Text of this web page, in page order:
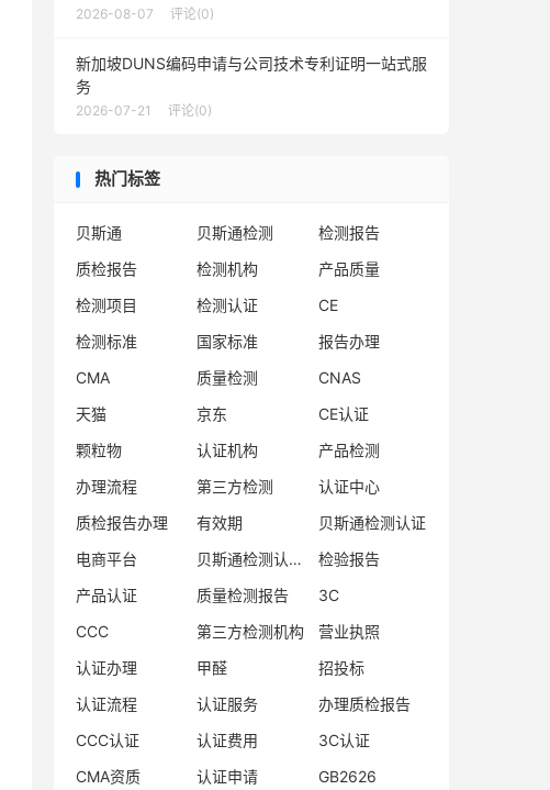
2026-08-07 评论(0)
新加坡DUNS编码申请与公司技术专利证明一站式服
务
2026-07-21 评论(0)
热门标签
贝斯通 贝斯通检测
检测报告
质检报告
检测机构
产品质量
检测项目
检测认证
CE
检测标准
国家标准
报告办理
CMA
质量检测
CNAS
天猫
京东
CE认证
颗粒物
认证机构
产品检测
办理流程
第三方检测
认证中心
质检报告办理
有效期
贝斯通检测认证
电商平台
贝斯通检测认证中心
检验报告
产品认证
质量检测报告
3C
CCC
第三方检测机构
营业执照
认证办理
甲醛
招投标
认证流程
认证服务
办理质检报告
CCC认证
认证费用
3C认证
CMA资质
认证申请
GB2626